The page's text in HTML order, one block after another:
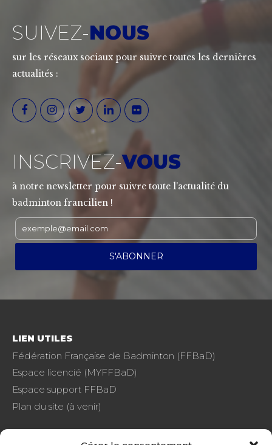
SUIVEZ-NOUS
sur les réseaux sociaux pour suivre toutes les dernières
actualités :
INSCRIVEZ-VOUS
à notre newsletter pour suivre toute l'actualité du
badminton francilien !
LIEN UTILES
Fédération Française de Badminton (FFBaD)
Espace licencié (MYFFBaD)
Espace support FFBaD
Plan du site (à venir)